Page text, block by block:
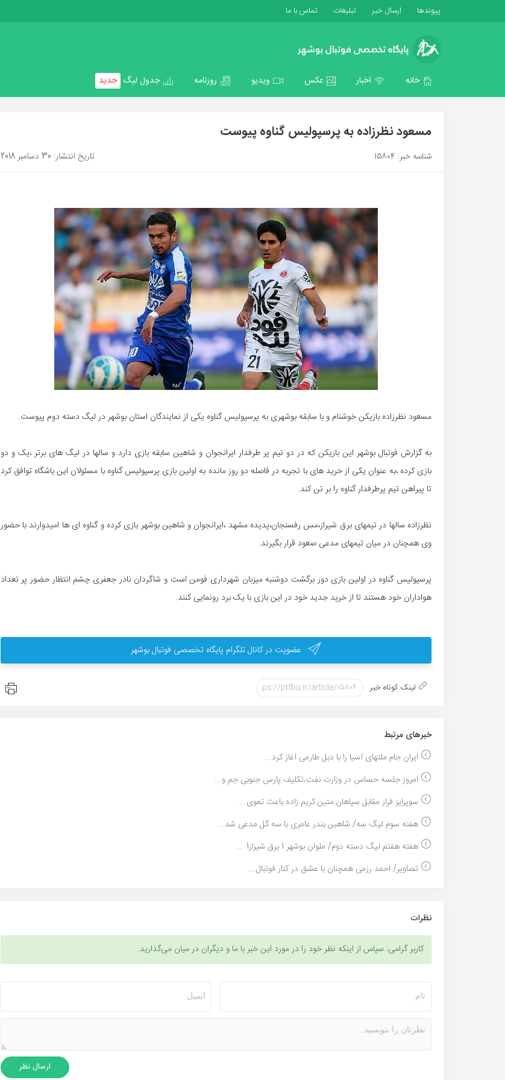
پیوندها ارسال خبر تبلیغات تماس با ما
خانه اخبار عکس ویدیو روزنامه جدول لیگ جدید
مسعود نظرزاده به پرسپولیس گناوه پیوست
شناسه خبر: 15804 تاریخ انتشار: 30 دسامبر 2018
مسعود نظرزاده بازیکن خوشنام و با سابقه بوشهری به پرسپولیس گناوه یکی از نمایندگان استان بوشهر در لیگ دسته دوم پیوست.
به گزارش فوتبال بوشهر این بازیکن که در دو تیم پر طرفدار ایرانجوان و شاهین سابقه بازی دارد و سالها در لیگ های برتر ،یک و دو
بازی کرده ،به عنوان یکی از خرید های با تجربه در فاصله دو روز مانده به اولین بازی پرسپولیس گناوه با مسئولان این باشگاه توافق کرد
تا پیراهن تیم پرطرفدار گناوه را بر تن کند.
نظرزاده سالها در تیمهای برق شیراز،مس رفسنجان،پدیده مشهد ،ایرانجوان و شاهین بوشهر بازی کرده و گناوه ای ها امیدوارند با حضور
وی همچنان در میان تیمهای مدعی صعود قرار بگیرند.
پرسپولیس گناوه در اولین بازی دور برگشت دوشنبه میزبان شهرداری فومن است و شاگردان نادر جعفری چشم انتظار حضور پر تعداد
هواداران خود هستند تا از خرید جدید خود در این بازی با یک برد رونمایی کنند.
عضویت در کانال تلگرام پایگاه تخصصی فوتبال بوشهر
لینک کوتاه خبر
خبر‌های مرتبط
ایران جام ملتهای آسیا را با دبل طارمی آغاز کرد...
امروز جلسه حساس در وزارت نفت،تکلیف پارس جنوبی جم و...
سوپرایز فراز مقابل سپاهان:متین کریم زاده باعث تعوی...
هفته سوم لیگ سه/ شاهین بندر عامری با سه گل مدعی شد...
هفته هفتم لیگ دسته دوم/ ملوان بوشهر 1 برق شیراز1 ...
تصاویر/ احمد رزمی همچنان با عشق در کنار فوتبال...
نظرات
کاربر گرامی: سپاس از اینکه نظر خود را در مورد این خبر با ما و دیگران در میان می‌گذارید.